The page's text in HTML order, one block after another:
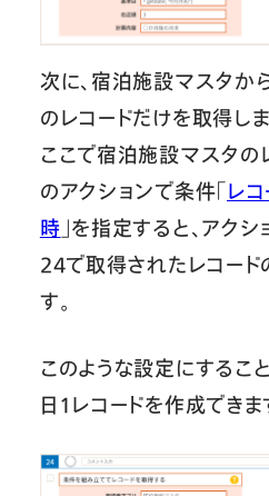
次に、宿泊施設マスタから
のレコードだけを取得しま
ここで宿泊施設マスタの
のアクションで条件「レ
時 」を指定すると、アク
24で取得されたレコー
す。
このような設定にするこ
日1レコードを作成できま